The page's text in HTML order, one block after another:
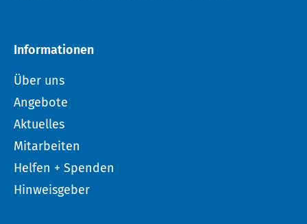
Informationen
Über uns
Angebote
Aktuelles
Mitarbeiten
Helfen + Spenden
Hinweisgeber